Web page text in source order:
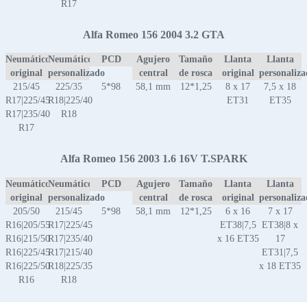
R17
Alfa Romeo 156 2004 3.2 GTA
Neumático
original
Neumático
personalizado
PCD
Agujero
central
Tamaño
de rosca
Llanta
original
Llanta
215/45
R17|225/45
R17|235/40
R17
225/35
R18|225/40
R18
5*98 58,1 mm 12*1,25
8 x 17
ET31
7,5 x 18
ET35
Alfa Romeo 156 2003 1.6 16V T.SPARK
Neumático
original
Neumático
personalizado
PCD
Agujero
central
Tamaño
de rosca
Llanta
original
Llanta
205/50
R16|205/55
R16|215/50
R16|225/45
R16|225/50
R16
215/45
R17|225/45
R17|235/40
R17|215/40
R18|225/35
R18
5*98 58,1 mm 12*1,25
6 x 16
ET38|7,5
x 16 ET35
7 x 17
ET38|8 x
17
ET31|7,5
x 18 ET35